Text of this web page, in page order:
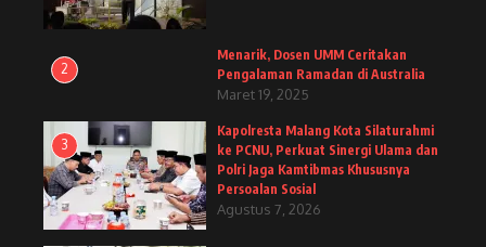
2
Menarik, Dosen UMM Ceritakan
Pengalaman Ramadan di Australia
Maret 19, 2025
3
Kapolresta Malang Kota Silaturahmi
ke PCNU, Perkuat Sinergi Ulama dan
Polri Jaga Kamtibmas Khususnya
Persoalan Sosial
Agustus 7, 2026